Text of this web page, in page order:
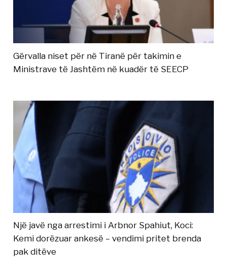
Gërvalla niset për në Tiranë për takimin e
Ministrave të Jashtëm në kuadër të SEECP
Një javë nga arrestimi i Arbnor Spahiut, Koci:
Kemi dorëzuar ankesë – vendimi pritet brenda
pak ditëve